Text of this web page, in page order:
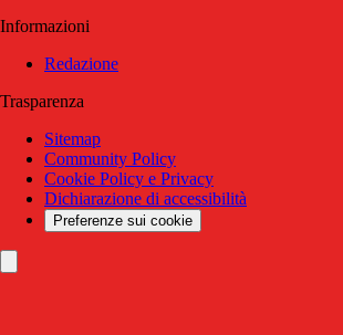
Informazioni
Redazione
Trasparenza
Sitemap
Community Policy
Cookie Policy e Privacy
Dichiarazione di accessibilità
Preferenze sui cookie